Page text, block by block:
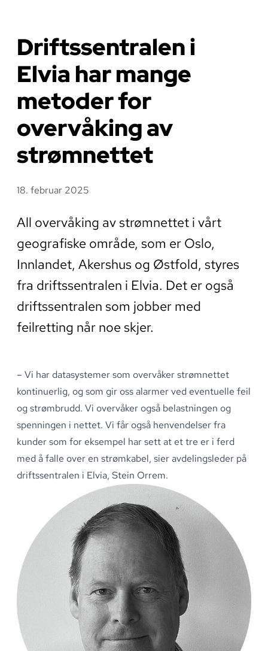
Driftssentralen i
Elvia har mange
metoder for
overvåking av
strømnettet
18. februar 2025
All overvåking av strømnettet i vårt
geografiske område, som er Oslo,
Innlandet, Akershus og Østfold, styres
fra driftssentralen i Elvia. Det er også
driftssentralen som jobber med
feilretting når noe skjer.
– Vi har datasystemer som overvåker strømnettet
kontinuerlig, og som gir oss alarmer ved eventuelle feil
og strømbrudd. Vi overvåker også belastningen og
spenningen i nettet. Vi får også henvendelser fra
kunder som for eksempel har sett at et tre er i ferd
med å falle over en strømkabel, sier avdelingsleder på
driftssentralen i Elvia, Stein Orrem.